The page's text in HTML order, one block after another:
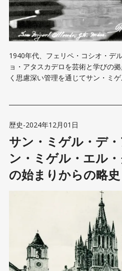
1940年代、フェリペ・コシオ・デ
ョ・アタスカデロを芸術と学びの
く思慮深い管理を通じてサン・ミ
歴史-2024年12月01日
サン・ミゲル・デ
ン・ミゲル・エル
の始まりからの略史